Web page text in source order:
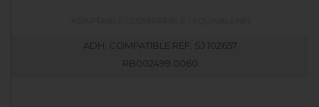
ADH. COMPATIBLE REF. SJ 102657
RB002499.0060